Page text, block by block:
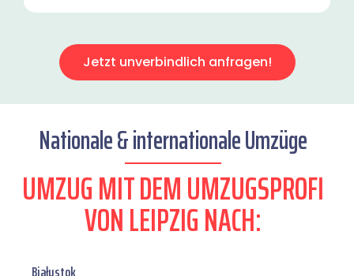
Jetzt unverbindlich anfragen!
Nationale & internationale Umzüge
UMZUG MIT DEM UMZUGSPROFI
VON LEIPZIG NACH: